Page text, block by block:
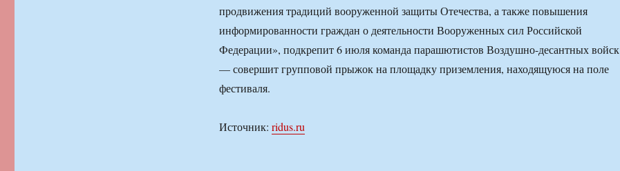
продвижения традиций вооруженной защиты Отечества, а также повышения
информированности граждан о деятельности Вооруженных сил Российской
Федерации», подкрепит 6 июля команда парашютистов Воздушно-десантных войск
— совершит групповой прыжок на площадку приземления, находящуюся на поле
фестиваля.
Источник: ridus.ru